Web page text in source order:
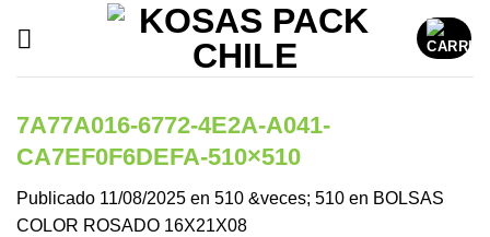
7A77A016-6772-4E2A-A041-
CA7EF0F6DEFA-510×510
Publicado 11/08/2025 en 510 &veces; 510 en BOLSAS
COLOR ROSADO 16X21X08